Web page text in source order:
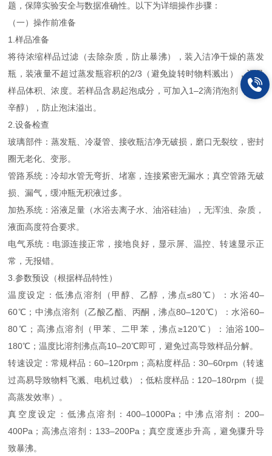
题，保障实验安全与数据准确性。以下为详细操作步骤：
（一）操作前准备
1.样品准备
将待浓缩样品过滤（去除杂质，防止暴沸），装入洁净干燥的蒸发
瓶，装液量不超过蒸发瓶容积的2/3（避免旋转时物料溅出），记录
样品体积、浓度。若样品含易起泡成分，可加入1–2滴消泡剂（如正
辛醇），防止泡沫溢出。
2.设备检查
玻璃部件：蒸发瓶、冷凝管、接收瓶洁净无破损，磨口无裂纹，密封
圈无老化、变形。
管路系统：冷却水管无弯折、堵塞，连接紧密无漏水；真空管路无破
损、漏气，缓冲瓶无积液过多。
加热系统：浴液足量（水浴去离子水、油浴硅油），无浑浊、杂质，
液面高度符合要求。
电气系统：电源连接正常，接地良好，显示屏、温控、转速显示正
常，无报错。
3.参数预设（根据样品特性）
温度设定：低沸点溶剂（甲醇、乙醇，沸点≤80℃）：水浴40–
60℃；中沸点溶剂（乙酸乙酯、丙酮，沸点80–120℃）：水浴60–
80℃；高沸点溶剂（甲苯、二甲苯，沸点≥120℃）：油浴100–
180℃；温度比溶剂沸点高10–20℃即可，避免过高导致样品分解。
转速设定：常规样品：60–120rpm；高粘度样品：30–60rpm（转速
过高易导致物料飞溅、电机过载）；低粘度样品：120–180rpm（提
高蒸发效率）。
真空度设定：低沸点溶剂：400–1000Pa；中沸点溶剂：200–
400Pa；高沸点溶剂：133–200Pa；真空度逐步升高，避免骤升导
致暴沸。